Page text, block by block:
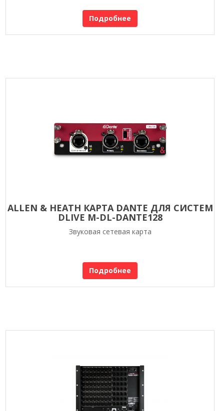
Подробнее
ALLEN & HEATH КАРТА DANTE ДЛЯ СИСТЕМ
DLIVE M-DL-DANTE128
Звуковая сетевая карта
Подробнее